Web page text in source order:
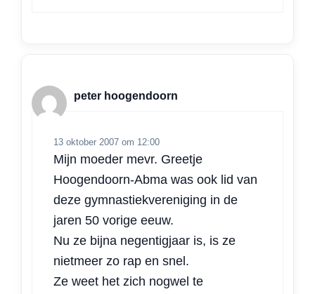
peter hoogendoorn
13 oktober 2007 om 12:00
Mijn moeder mevr. Greetje
Hoogendoorn-Abma was ook lid van
deze gymnastiekvereniging in de
jaren 50 vorige eeuw.
Nu ze bijna negentigjaar is, is ze
nietmeer zo rap en snel.
Ze weet het zich nogwel te